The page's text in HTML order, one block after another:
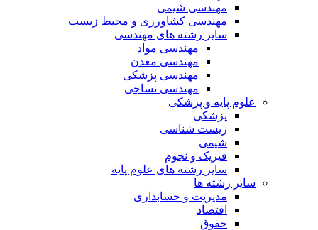
مهندسی شیمی
مهندسی کشاورزی و محیط زیست
سایر رشته های مهندسی
مهندسی مواد
مهندسی معدن
مهندسی پزشکی
مهندسی نساجی
علوم پایه و پزشکی
پزشکی
زیست شناسی
شیمی
فیزیک و نجوم
سایر رشته های علوم پایه
سایر رشته ها
مدیریت و حسابداری
اقتصاد
حقوق